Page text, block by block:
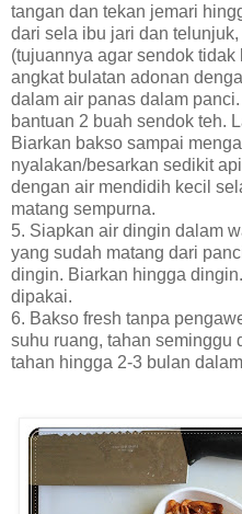
tangan dan tekan jemari
dari sela ibu jari dan
(tujuannya agar sendok
angkat bulatan adonan
dalam air panas dalam
bantuan 2 buah sendok teh.
Biarkan bakso sampai
nyalakan/besarkan sedikit
dengan air mendidih kecil
matang sempurna.
5. Siapkan air dingin dalam
yang sudah matang dari
dingin. Biarkan hingga
dipakai.
6. Bakso fresh tanpa
suhu ruang, tahan seminggu
tahan hingga 2-3 bulan